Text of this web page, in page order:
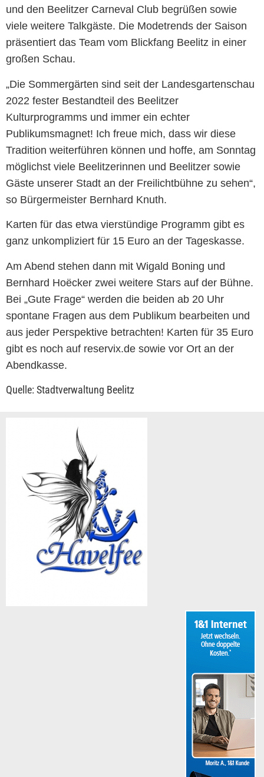
und den Beelitzer Carneval Club begrüßen sowie
viele weitere Talkgäste. Die Modetrends der Saison
präsentiert das Team vom Blickfang Beelitz in einer
großen Schau.
„Die Sommergärten sind seit der Landesgartenschau
2022 fester Bestandteil des Beelitzer
Kulturprogramms und immer ein echter
Publikumsmagnet! Ich freue mich, dass wir diese
Tradition weiterführen können und hoffe, am Sonntag
möglichst viele Beelitzerinnen und Beelitzer sowie
Gäste unserer Stadt an der Freilichtbühne zu sehen“,
so Bürgermeister Bernhard Knuth.
Karten für das etwa vierstündige Programm gibt es
ganz unkompliziert für 15 Euro an der Tageskasse.
Am Abend stehen dann mit Wigald Boning und
Bernhard Hoëcker zwei weitere Stars auf der Bühne.
Bei „Gute Frage“ werden die beiden ab 20 Uhr
spontane Fragen aus dem Publikum bearbeiten und
aus jeder Perspektive betrachten! Karten für 35 Euro
gibt es noch auf reservix.de sowie vor Ort an der
Abendkasse.
Quelle: Stadtverwaltung Beelitz